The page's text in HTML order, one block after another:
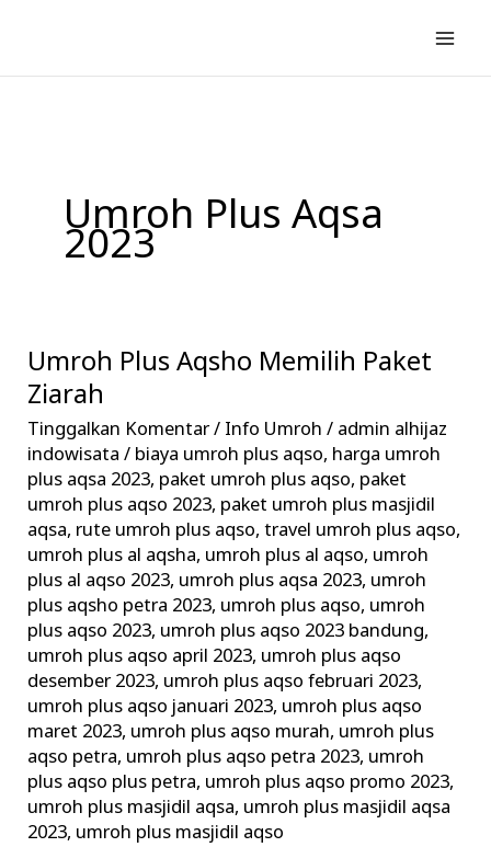
konten
Umroh Plus Aqsa
2023
Umroh Plus Aqsho Memilih Paket
Ziarah
Tinggalkan Komentar/ Info Umroh / admin alhijaz
indowisata/ biaya umroh plus aqso, harga umroh
plus aqsa 2023, paket umroh plus aqso, paket
umroh plus aqso 2023, paket umroh plus masjidil
aqsa, rute umroh plus aqso,travel umroh plus aqso,
umroh plus al aqsha, umroh plus al aqso, umroh
plus al aqso 2023, umroh plus aqsa 2023, umroh
plus aqsho petra 2023, umroh plus aqso, umroh
plus aqso 2023, umroh plus aqso 2023 bandung,
umroh plus aqso april 2023, umroh plus aqso
desember 2023, umroh plus aqso februari 2023,
umroh plus aqso januari 2023, umroh plus aqso
maret 2023, umroh plus aqso murah, umroh plus
aqso petra, umroh plus aqso petra 2023, umroh
plus aqso plus petra, umroh plus aqso promo 2023,
umroh plus masjidil aqsa, umroh plus masjidil aqsa
2023, umroh plus masjidil aqso
Umroh
Plus
Aqsho
Memilih
Paket
Ziarah